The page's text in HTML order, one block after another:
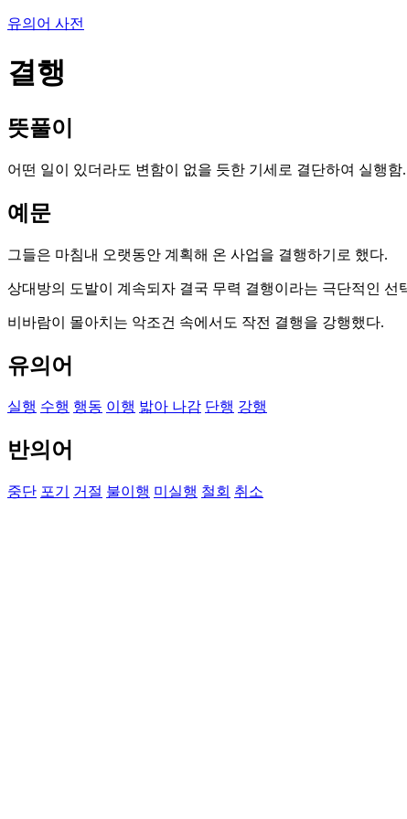
유의어 사전
결행
뜻풀이
어떤 일이 있더라도 변함이 없을 듯한 기세로 결단하여 실행함.
예문
그들은 마침내 오랫동안 계획해 온 사업을 결행하기로 했다.
상대방의 도발이 계속되자 결국 무력 결행이라는 극단적인 선
비바람이 몰아치는 악조건 속에서도 작전 결행을 강행했다.
유의어
실행 수행 행동 이행 밟아 나감 단행 강행
반의어
중단 포기 거절 불이행 미실행 철회 취소